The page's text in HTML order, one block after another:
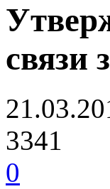
связи
3341
0